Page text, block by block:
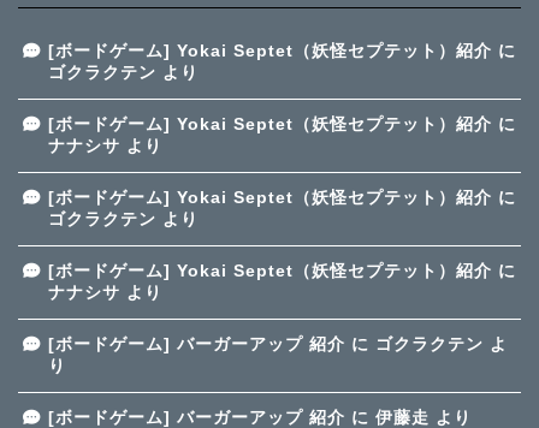
[ボードゲーム] Yokai Septet（妖怪セプテット）紹介 に
ゴクラクテン より
[ボードゲーム] Yokai Septet（妖怪セプテット）紹介 に
ナナシサ より
[ボードゲーム] Yokai Septet（妖怪セプテット）紹介 に
ゴクラクテン より
[ボードゲーム] Yokai Septet（妖怪セプテット）紹介 に
ナナシサ より
[ボードゲーム] バーガーアップ 紹介 に ゴクラクテン よ
り
[ボードゲーム] バーガーアップ 紹介 に 伊藤走 より